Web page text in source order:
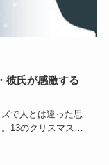
彼氏が感激する
で人とは違った思
13のクリスマスサ